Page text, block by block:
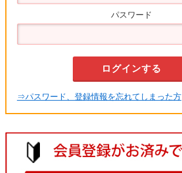
パスワード
⇒パスワード、登録情報を忘れてしまった方